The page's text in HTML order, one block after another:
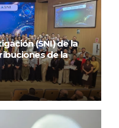
(SNI) de la
de la